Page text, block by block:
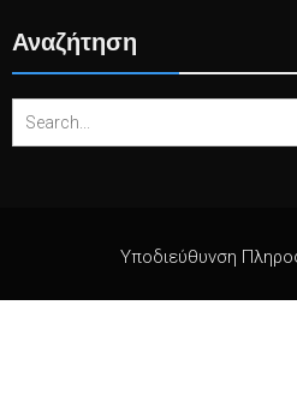
Αναζήτηση
for:
Υποδιεύθυνση